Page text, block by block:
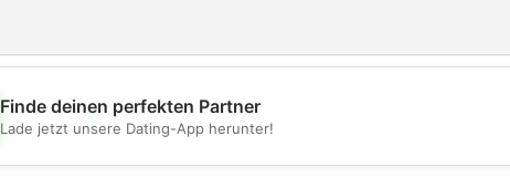
💖
💕
Finde deinen perfekten Partner
Lade jetzt unsere Dating-App herunter!